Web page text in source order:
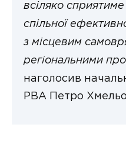
всіляко
спільної
з місцевим
регіональними
наголосив
РВА Петро